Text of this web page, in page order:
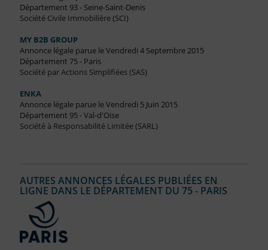
Département 93 - Seine-Saint-Denis
Société Civile Immobilière (SCI)
MY B2B GROUP
Annonce légale parue le Vendredi 4 Septembre 2015
Département 75 - Paris
Société par Actions Simplifiées (SAS)
ENKA
Annonce légale parue le Vendredi 5 Juin 2015
Département 95 - Val-d'Oise
Société à Responsabilité Limitée (SARL)
AUTRES ANNONCES LÉGALES PUBLIÉES EN
LIGNE DANS LE DÉPARTEMENT DU 75 - PARIS